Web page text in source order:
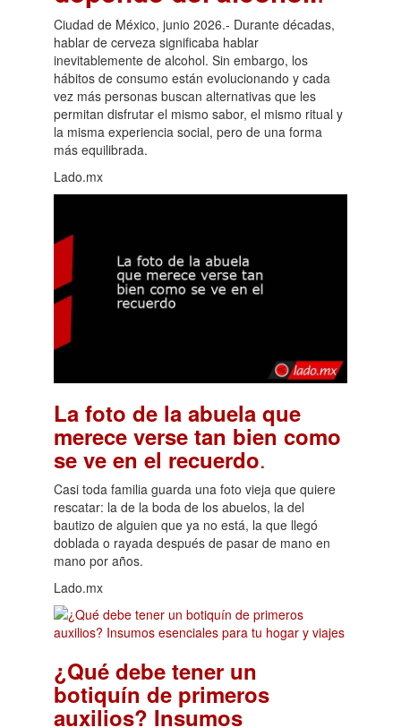
Ciudad de México, junio 2026.- Durante décadas,
hablar de cerveza significaba hablar
inevitablemente de alcohol. Sin embargo, los
hábitos de consumo están evolucionando y cada
vez más personas buscan alternativas que les
permitan disfrutar el mismo sabor, el mismo ritual y
la misma experiencia social, pero de una forma
más equilibrada.
Lado.mx
La foto de la abuela que
merece verse tan bien como
se ve en el recuerdo.
Casi toda familia guarda una foto vieja que quiere
rescatar: la de la boda de los abuelos, la del
bautizo de alguien que ya no está, la que llegó
doblada o rayada después de pasar de mano en
mano por años.
Lado.mx
¿Qué debe tener un
botiquín de primeros
auxilios? Insumos